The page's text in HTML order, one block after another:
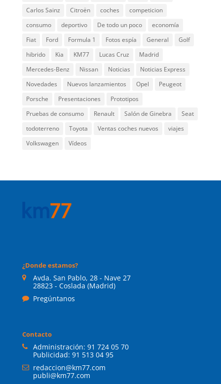
Carlos Sainz
Citroën coches
competicion
consumo
deportivo De todo un poco
economía
Fiat
Ford Formula 1 Fotos espía General
Golf
hibrido
Kia KM77 Lucas Cruz
Madrid
Mercedes-Benz
Nissan Noticias
Noticias Express
Novedades
Nuevos lanzamientos Opel
Peugeot
Porsche
Presentaciones
Prototipos
Pruebas de consumo
Renault Salón de Ginebra
Seat
todoterreno
Toyota Ventas coches nuevos
viajes
Volkswagen
Vídeos
¿Donde estamos?
Avda. San Pablo, 28 - Nave 27
28823 - Coslada (Madrid)
Pregúntanos
Contacto
Administración: 91 724 05 70
Publicidad: 91 513 04 95
redaccion@km77.com
publi@km77.com